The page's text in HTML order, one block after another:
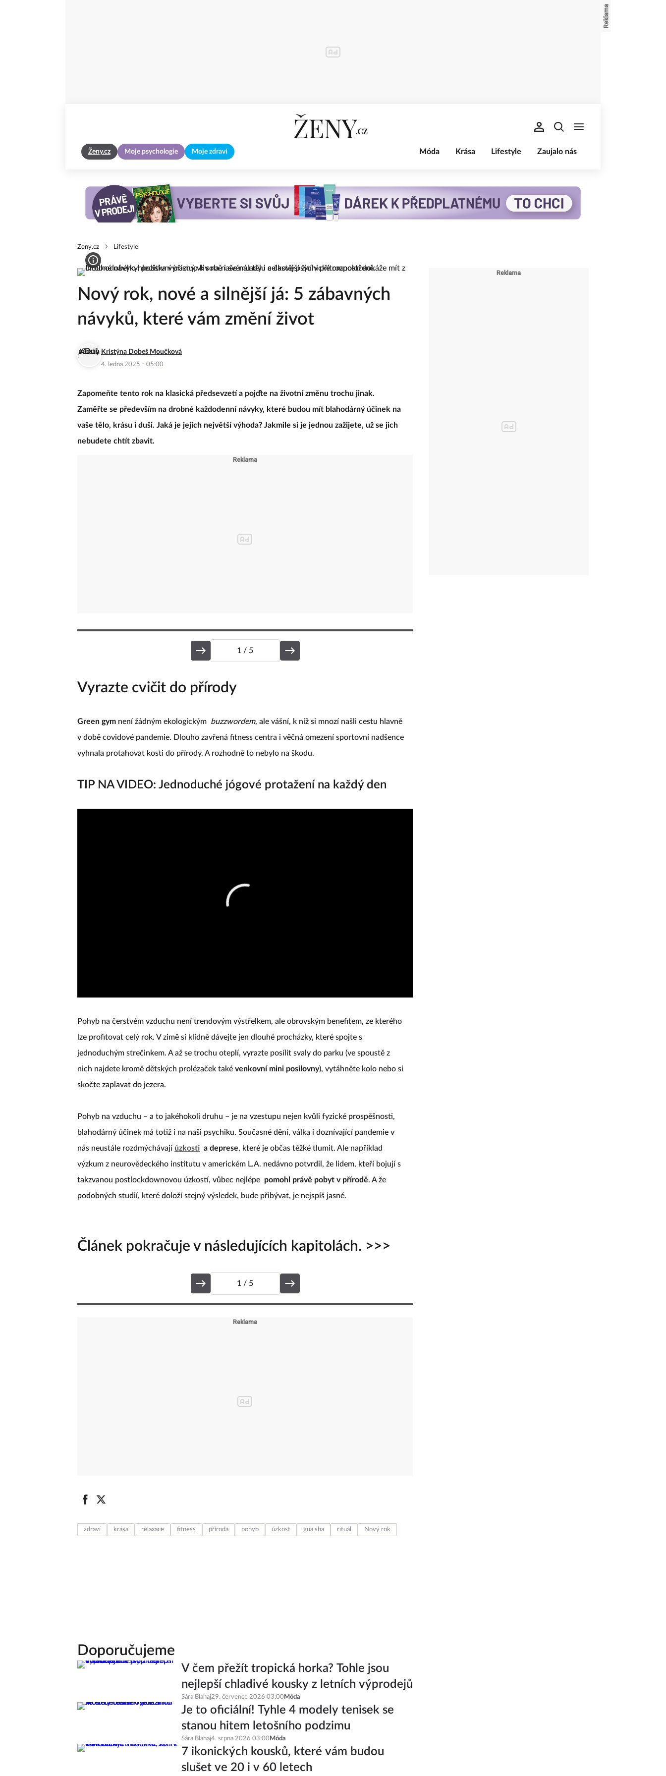
Ženy.cz Moje psychologie Moje zdraví Móda Krása Lifestyle Zaujalo nás
Zeny.cz Lifestyle
Nový rok, nové a silnější já: 5 zábavných
návyků, které vám změní život
Kristýna Dobeš Moučková
4. ledna 2025 · 05:00
Zapomeňte tento rok na klasická předsevzetí a pojďte na životní změnu trochu jinak.
Zaměřte se především na drobné každodenní návyky, které budou mít blahodárný účinek na
vaše tělo, krásu i duši. Jaká je jejich největší výhoda? Jakmile si je jednou zažijete, už se jich
nebudete chtít zbavit.
1 / 5
Vyrazte cvičit do přírody
Green gym není žádným ekologickým buzzwordem, ale vášní, k níž si mnozí našli cestu hlavně
v době covidové pandemie. Dlouho zavřená fitness centra i věčná omezení sportovní nadšence
vyhnala protahovat kosti do přírody. A rozhodně to nebylo na škodu.
TIP NA VIDEO: Jednoduché jógové protažení na každý den
Pohyb na čerstvém vzduchu není trendovým výstřelkem, ale obrovským benefitem, ze kterého
lze profitovat celý rok. V zimě si klidně dávejte jen dlouhé procházky, které spojte s
jednoduchým strečinkem. A až se trochu oteplí, vyrazte posílit svaly do parku (ve spoustě z
nich najdete kromě dětských prolézaček také venkovní mini posilovny), vytáhněte kolo nebo si
skočte zaplavat do jezera.
Pohyb na vzduchu – a to jakéhokoli druhu – je na vzestupu nejen kvůli fyzické prospěšnosti,
blahodárný účinek má totiž i na naši psychiku. Současné dění, válka i doznívající pandemie v
nás neustále rozdmýchávají úzkosti a deprese, které je občas těžké tlumit. Ale například
výzkum z neurovědeckého institutu v americkém L.A. nedávno potvrdil, že lidem, kteří bojují s
takzvanou postlockdownovou úzkostí, vůbec nejlépe pomohl právě pobyt v přírodě. A že
podobných studií, které doloží stejný výsledek, bude přibývat, je nejspíš jasné.
Článek pokračuje v následujících kapitolách. >>>
1 / 5
zdraví krása relaxace fitness příroda pohyb úzkost gua sha rituál Nový rok
Doporučujeme
V čem přežít tropická horka? Tohle jsou
nejlepší chladivé kousky z letních výprodejů
Sára Blahaj29. července 2026 03:00 Móda
Je to oficiální! Tyhle 4 modely tenisek se
stanou hitem letošního podzimu
Sára Blahaj4. srpna 2026 03:00 Móda
7 ikonických kousků, které vám budou
slušet ve 20 i v 60 letech